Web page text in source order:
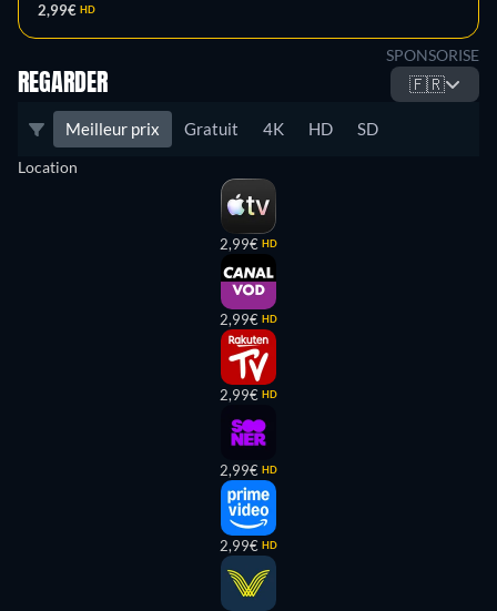
2,99€ HD
SPONSORISE
REGARDER 🇫🇷
Meilleur prix Gratuit 4K HD SD
Location
2,99€ HD
2,99€ HD
2,99€ HD
2,99€ HD
2,99€ HD